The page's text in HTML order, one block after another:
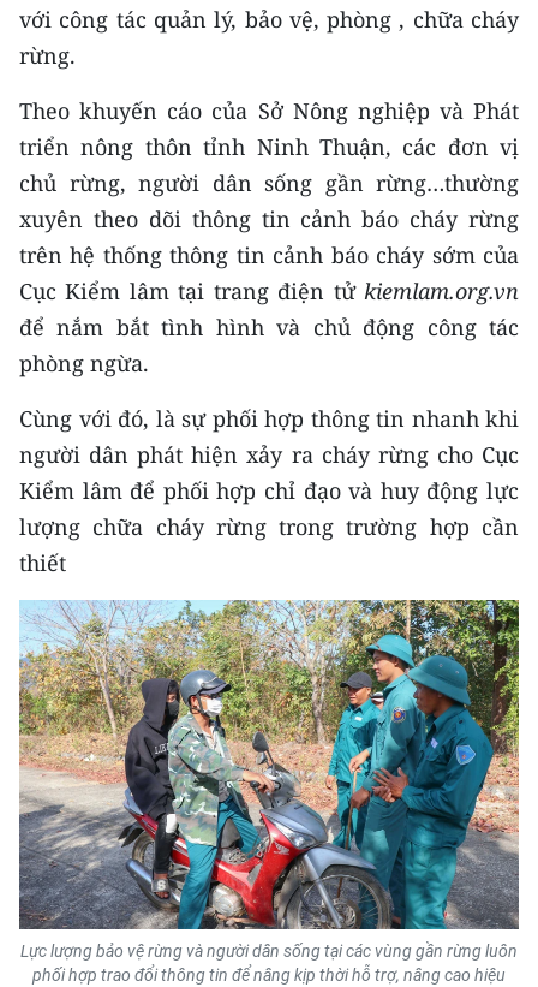
với công tác quản lý, bảo vệ, phòng , chữa cháy
rừng.
Theo khuyến cáo của Sở Nông nghiệp và Phát
triển nông thôn tỉnh Ninh Thuận, các đơn vị
chủ rừng, người dân sống gần rừng…thường
xuyên theo dõi thông tin cảnh báo cháy rừng
trên hệ thống thông tin cảnh báo cháy sớm của
Cục Kiểm lâm tại trang điện tử kiemlam.org.vn
để nắm bắt tình hình và chủ động công tác
phòng ngừa.
Cùng với đó, là sự phối hợp thông tin nhanh khi
người dân phát hiện xảy ra cháy rừng cho Cục
Kiểm lâm để phối hợp chỉ đạo và huy động lực
lượng chữa cháy rừng trong trường hợp cần
thiết
Lực lượng bảo vệ rừng và người dân sống tại các vùng gần rừng luôn
phối hợp trao đổi thông tin để nâng kịp thời hỗ trợ, nâng cao hiệu